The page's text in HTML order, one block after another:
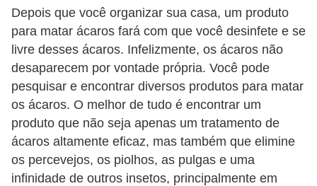
Depois que você organizar sua casa, um produto
para matar ácaros fará com que você desinfete e se
livre desses ácaros. Infelizmente, os ácaros não
desaparecem por vontade própria. Você pode
pesquisar e encontrar diversos produtos para matar
os ácaros. O melhor de tudo é encontrar um
produto que não seja apenas um tratamento de
ácaros altamente eficaz, mas também que elimine
os percevejos, os piolhos, as pulgas e uma
infinidade de outros insetos, principalmente em
l
i
o
s
S
í
n
d